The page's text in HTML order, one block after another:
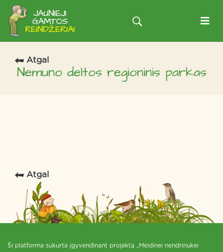
Atgal
Nemuno deltos regioninis parkas
Atgal
Ši platforma sukurta įgyvendinant projektą „Meldinei nendrinukei